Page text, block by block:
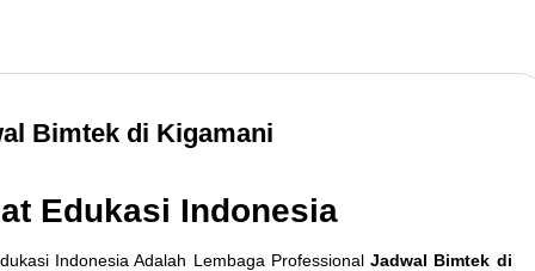
Galeri Foto
Bimtek di Kigamani
Edukasi Indonesia
Indonesia Adalah Lembaga ProfessionalJadwal Bimtek di